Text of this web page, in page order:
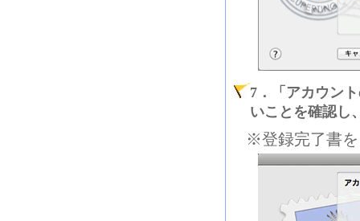
7．「アカウン
いことを確認し
※登録完了書